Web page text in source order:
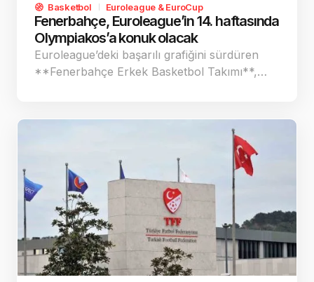
Basketbol Euroleague & EuroCup
Fenerbahçe, Euroleague’in 14. haftasında
Olympiakos’a konuk olacak
Euroleague’deki başarılı grafiğini sürdüren
**Fenerbahçe Erkek Basketbol Takımı**,…